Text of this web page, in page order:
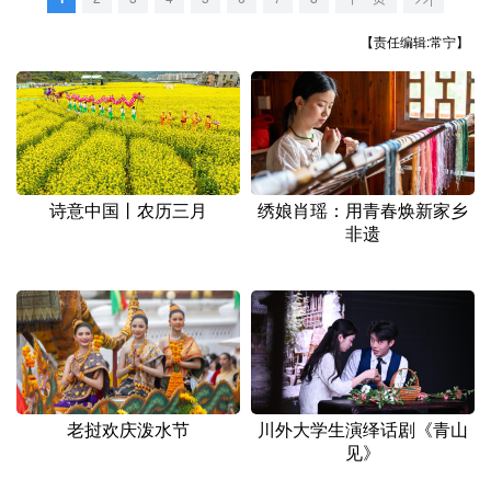
西藏
陕西 甘肃 青海 宁夏
新疆 内蒙古 黑龙江
多语种频道
Русский язык 日本語
Deutsch Português
【责任编辑:常宁】
诗意中国丨农历三月
绣娘肖瑶：用青春焕新家乡
非遗
老挝欢庆泼水节
川外大学生演绎话剧《青山
见》